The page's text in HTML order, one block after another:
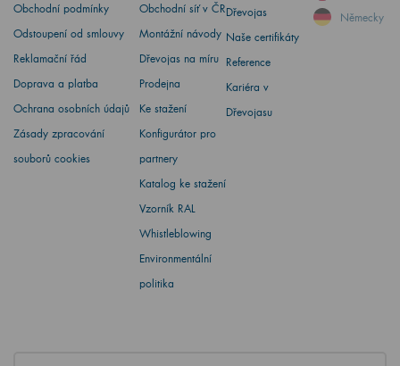
Obchodní podmínky
Odstoupení od smlouvy
Reklamační řád
Doprava a platba
Ochrana osobních údajů
Zásady zpracování
souborů cookies
Obchodní síť v ČR
Montážní návody
Dřevojas na míru
Prodejna
Ke stažení
Konfigurátor pro
partnery
Katalog ke stažení
Vzorník RAL
Whistleblowing
Environmentální
politika
Dřevojas
Naše certifikáty
Reference
Kariéra v
Dřevojasu
Německy